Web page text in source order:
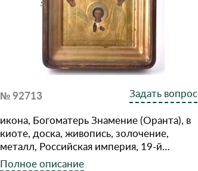
№ 92713
Задать вопрос
икона, Богоматерь Знамение (Оранта), в
киоте, доска, живопиcь, золочение,
металл, Российская империя, 19-й…
Полное описание